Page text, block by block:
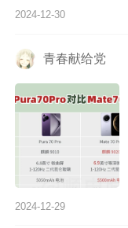
2024-12-30
青春献给党
2024-12-29